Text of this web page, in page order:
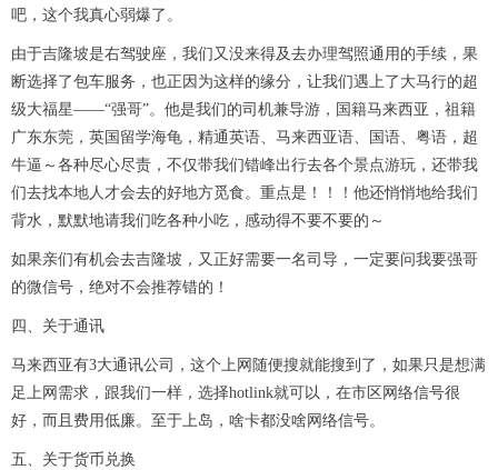
吧，这个我真心弱爆了。
由于吉隆坡是右驾驶座，我们又没来得及去办理驾照通用的手续，果
断选择了包车服务，也正因为这样的缘分，让我们遇上了大马行的超
级大福星——“强哥”。他是我们的司机兼导游，国籍马来西亚，祖籍
广东东莞，英国留学海龟，精通英语、马来西亚语、国语、粤语，超
牛逼～各种尽心尽责，不仅带我们错峰出行去各个景点游玩，还带我
们去找本地人才会去的好地方觅食。重点是！！！他还悄悄地给我们
背水，默默地请我们吃各种小吃，感动得不要不要的～
如果亲们有机会去吉隆坡，又正好需要一名司导，一定要问我要强哥
的微信号，绝对不会推荐错的！
四、关于通讯
马来西亚有3大通讯公司，这个上网随便搜就能搜到了，如果只是想满
足上网需求，跟我们一样，选择hotlink就可以，在市区网络信号很
好，而且费用低廉。至于上岛，啥卡都没啥网络信号。
五、关于货币兑换